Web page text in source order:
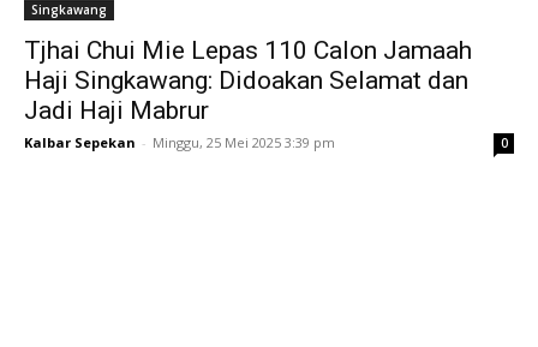
Singkawang
Tjhai Chui Mie Lepas 110 Calon Jamaah
Haji Singkawang: Didoakan Selamat dan
Jadi Haji Mabrur
Kalbar Sepekan - Minggu, 25 Mei 2025 3:39 pm 0